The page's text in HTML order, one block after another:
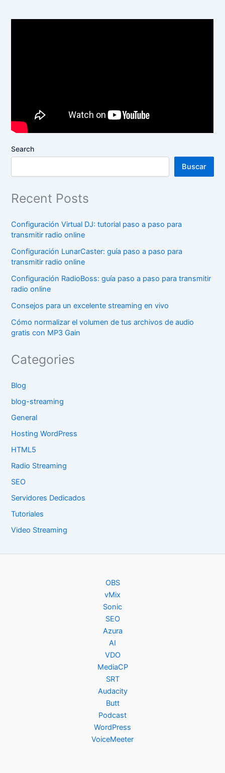
Search
Buscar
Recent Posts
Configuración Virtual DJ: tutorial paso a paso para
transmitir radio online
Configuración LunarCaster: guía paso a paso para
transmitir radio online
Configuración RadioBoss: guía paso a paso para transmitir
radio online
Consejos para un excelente streaming en vivo
Cómo normalizar el volumen de tus archivos de audio
gratis con MP3 Gain
Categories
Blog
blog-streaming
General
Hosting WordPress
HTML5
Radio Streaming
SEO
Servidores Dedicados
Tutoriales
Video Streaming
OBS
vMix
Sonic
SEO
Azura
AI
VDO
MediaCP
SRT
Audacity
Butt
Podcast
WordPress
VoiceMeeter